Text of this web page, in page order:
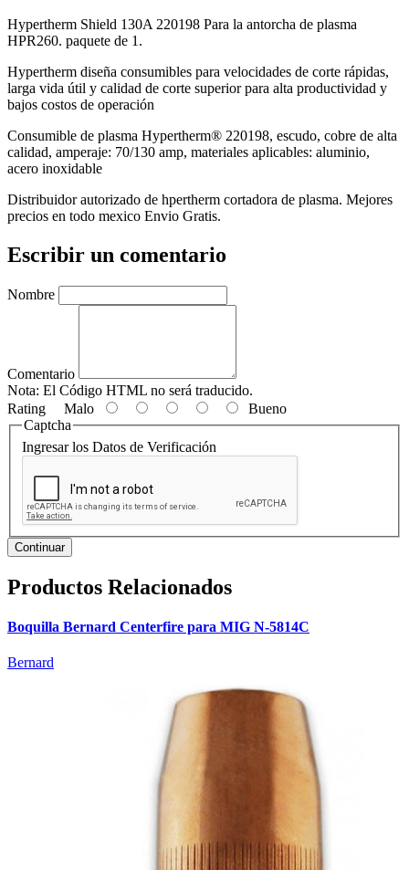
Hypertherm Shield 130A 220198 Para la antorcha de plasma
HPR260. paquete de 1.
Hypertherm diseña consumibles para velocidades de corte rápidas,
larga vida útil y calidad de corte superior para alta productividad y
bajos costos de operación
Consumible de plasma Hypertherm® 220198, escudo, cobre de alta
calidad, amperaje: 70/130 amp, materiales aplicables: aluminio,
acero inoxidable
Distribuidor autorizado de hpertherm cortadora de plasma. Mejores
precios en todo mexico Envio Gratis.
Escribir un comentario
Nombre
Comentario
Nota: El Código HTML no será traducido.
Rating Malo
Bueno
Captcha
Ingresar los Datos de Verificación
Continuar
Productos Relacionados
Boquilla Bernard Centerfire para MIG N-5814C
Bernard